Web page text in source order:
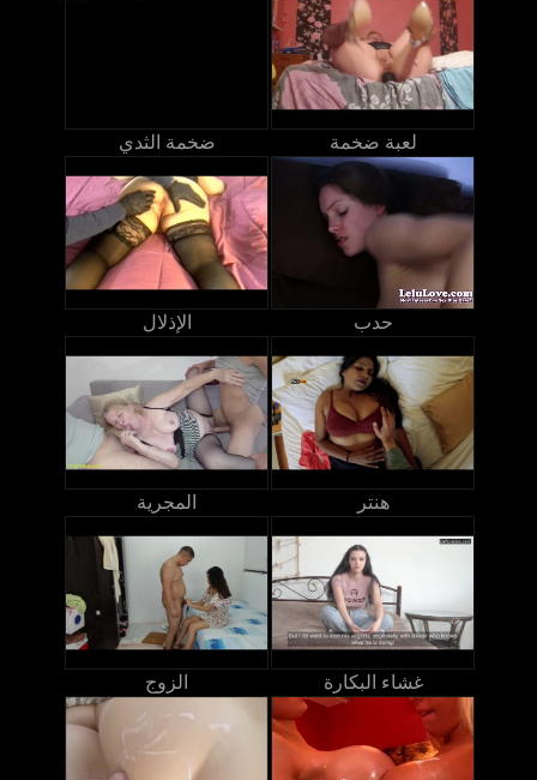
ضخمة الثدي لعبة ضخمة
الإذلال حدب
المجرية هنتر
الزوج غشاء البكارة